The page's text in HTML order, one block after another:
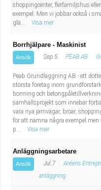
shoppingcenter, flerfamiljshus
exempel. Men vi jobbar också i
glä...
Visa mer
Borrhjälpare - Maskinist
Ansök Sep 5 PEAB AB
Peab Grundläggning AB - ett
största företag inom
borrning och
samhällsprojekt som innebär
vara nya järnvägar, broar,
för att nämna några exempel
p...
Visa mer
Anläggningsarbetare
Ansök Jul 7 Aréens
anläggning